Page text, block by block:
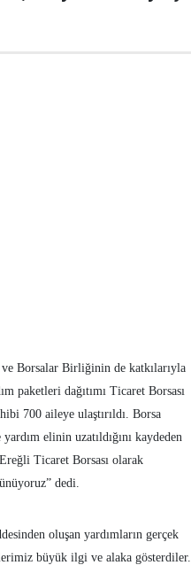
Borsalar Birliğinin de katkılarıyla
paketleri dağıtımı Ticaret Borsası
700 aileye ulaştırıldı. Borsa
elinin uzatıldığını kaydeden
Ticaret Borsası olarak
dedi.
oluşan yardımların gerçek
büyük ilgi ve alaka gösterdiler.